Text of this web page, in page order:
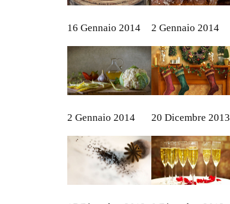
16 Gennaio 2014 2 Gennaio 2014
2 Gennaio 2014 20 Dicembre 2013